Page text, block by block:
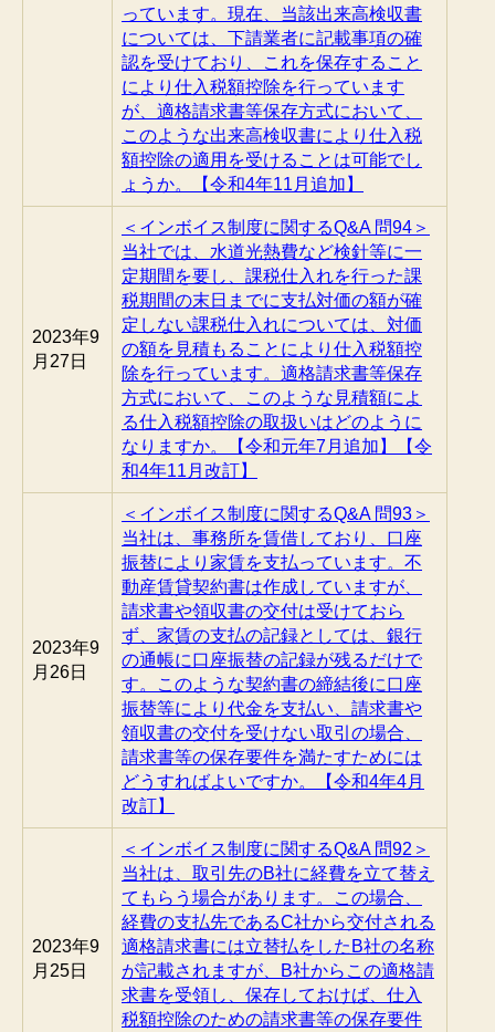
っています。現在、当該出来高検収書
については、下請業者に記載事項の確
認を受けており、これを保存すること
により仕入税額控除を行っています
が、適格請求書等保存方式において、
このような出来高検収書により仕入税
額控除の適用を受けることは可能でし
ょうか。【令和4年11月追加】
2023年9
月27日
＜インボイス制度に関するQ&A 問94＞
当社では、水道光熱費など検針等に一
定期間を要し、課税仕入れを行った課
税期間の末日までに支払対価の額が確
定しない課税仕入れについては、対価
の額を見積もることにより仕入税額控
除を行っています。適格請求書等保存
方式において、このような見積額によ
る仕入税額控除の取扱いはどのように
なりますか。【令和元年7月追加】【令
和4年11月改訂】
2023年9
月26日
＜インボイス制度に関するQ&A 問93＞
当社は、事務所を賃借しており、口座
振替により家賃を支払っています。不
動産賃貸契約書は作成していますが、
請求書や領収書の交付は受けておら
ず、家賃の支払の記録としては、銀行
の通帳に口座振替の記録が残るだけで
す。このような契約書の締結後に口座
振替等により代金を支払い、請求書や
領収書の交付を受けない取引の場合、
請求書等の保存要件を満たすためには
どうすればよいですか。【令和4年4月
改訂】
2023年9
月25日
＜インボイス制度に関するQ&A 問92＞
当社は、取引先のB社に経費を立て替え
てもらう場合があります。この場合、
経費の支払先であるC社から交付される
適格請求書には立替払をしたB社の名称
が記載されますが、B社からこの適格請
求書を受領し、保存しておけば、仕入
税額控除のための請求書等の保存要件